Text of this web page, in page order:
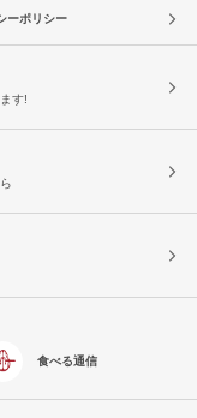
ーポリシー
す!
食べる通信